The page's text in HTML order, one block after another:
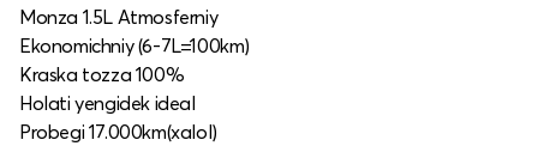
Monza 1.5L Atmosferniy
Ekonomichniy (6-7L=100km)
Kraska tozza 100%
Holati yengidek ideal
Probegi 17.000km(xalol)